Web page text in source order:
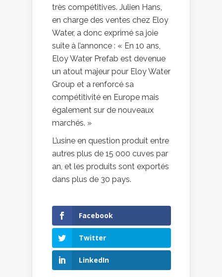
très compétitives. Julien Hans,
en charge des ventes chez Eloy
Water, a donc exprimé sa joie
suite à l’annonce : « En 10 ans,
Eloy Water Prefab est devenue
un atout majeur pour Eloy Water
Group et a renforcé sa
compétitivité en Europe mais
également sur de nouveaux
marchés. »
L’usine en question produit entre
autres plus de 15 000 cuves par
an, et les produits sont exportés
dans plus de 30 pays.
Facebook
Twitter
LinkedIn